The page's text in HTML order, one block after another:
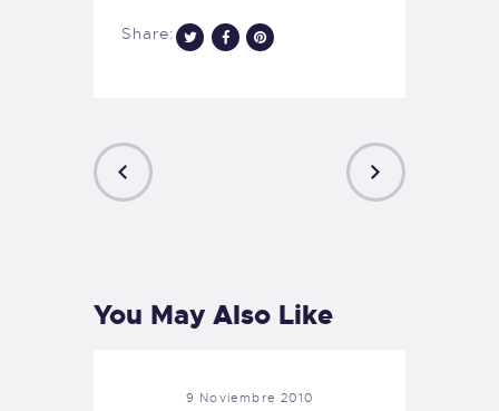
Share:
You May Also Like
9 Noviembre 2010